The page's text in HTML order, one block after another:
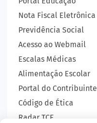
Nota Fiscal Eletrônica
Previdência Social
Acesso ao Webmail
Escalas Médicas
Alimentação Escolar
Portal do Contribuinte
Código de Ética
Radar TCE